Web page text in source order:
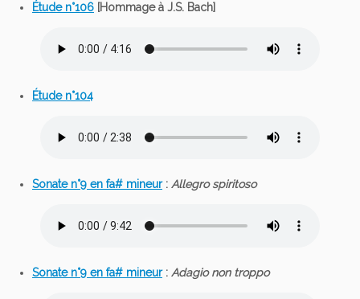
Étude n°106 [Hommage à J.S. Bach]
Étude n°104
Sonate n°9 en fa# mineur: Allegro spiritoso
Sonate n°9 en fa# mineur: Adagio non troppo